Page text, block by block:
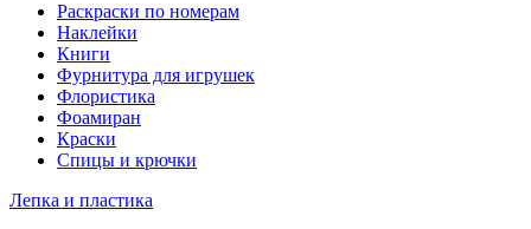
Раскраски по номерам
Наклейки
Книги
Фурнитура для игрушек
Флористика
Фоамиран
Краски
Спицы и крючки
Лепка и пластика